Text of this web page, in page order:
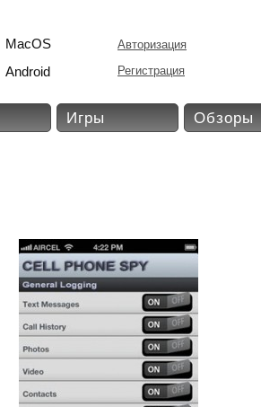
MacOS
Android
Авторизация
Регистрация
Игры Обзоры